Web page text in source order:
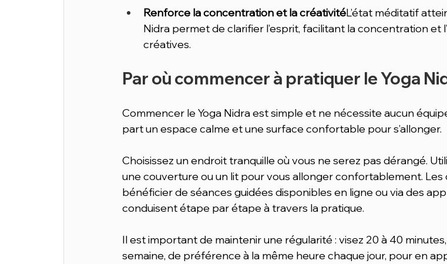
Renforce la concentration et la créativitéL’état méditatif
Nidra permet de clarifier l’esprit, facilitant la concentration et
créatives.
Par où commencer à pratiquer le Yoga
Commencer le Yoga Nidra est simple et ne nécessite aucun
part un espace calme et une surface confortable pour s’allonger.
Choisissez un endroit tranquille où vous ne serez pas dérangé.
une couverture ou un lit pour vous allonger confortablement.
bénéficier de séances guidées disponibles en ligne ou via des
conduisent étape par étape à travers la pratique.
Il est important de maintenir une régularité : visez 20 à 40
semaine, de préférence à la même heure chaque jour, pour en